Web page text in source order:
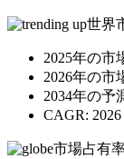
世界
2025年の市
2026年の市
2034年の予
CAGR:
市場占有